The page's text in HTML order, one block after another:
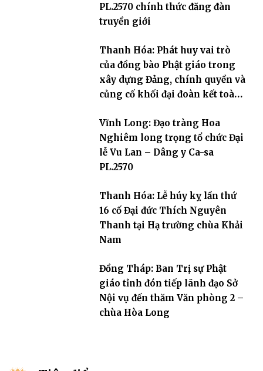
PL.2570 chính thức đăng đàn
truyền giới
Thanh Hóa: Phát huy vai trò
của đồng bào Phật giáo trong
xây dựng Đảng, chính quyền và
củng cố khối đại đoàn kết toàn
Vĩnh Long: Đạo tràng Hoa
Nghiêm long trọng tổ chức Đại
lễ Vu Lan – Dâng y Ca-sa
PL.2570
Thanh Hóa: Lễ húy kỵ lần thứ
16 cố Đại đức Thích Nguyên
Thanh tại Hạ trường chùa Khải
Nam
Đồng Tháp: Ban Trị sự Phật
giáo tỉnh đón tiếp lãnh đạo Sở
Nội vụ đến thăm Văn phòng 2 –
chùa Hòa Long